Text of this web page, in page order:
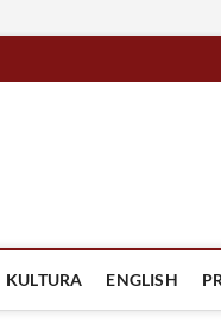
KULTURA ENGLISH